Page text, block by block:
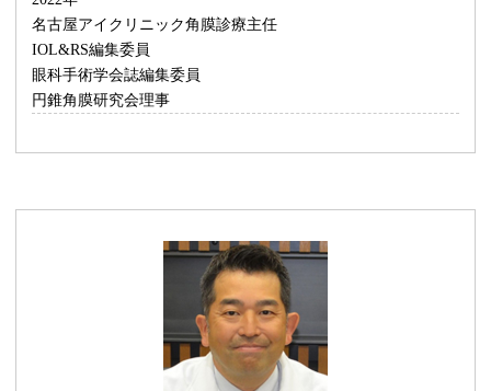
名古屋アイクリニック角膜診療主任
IOL&RS編集委員
眼科手術学会誌編集委員
円錐角膜研究会理事